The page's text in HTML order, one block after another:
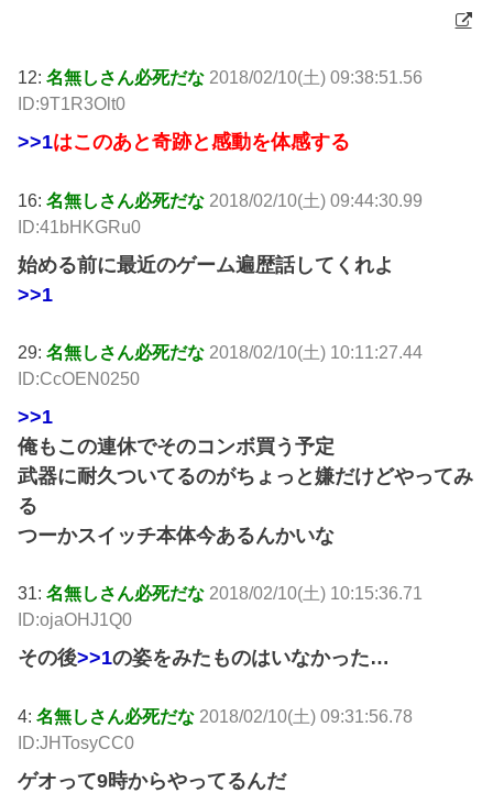
12:名無しさん必死だな 2018/02/10(土) 09:38:51.56
ID:9T1R3Olt0
>>1はこのあと奇跡と感動を体感する
16:名無しさん必死だな 2018/02/10(土) 09:44:30.99
ID:41bHKGRu0
始める前に最近のゲーム遍歴話してくれよ
>>1
29:名無しさん必死だな 2018/02/10(土) 10:11:27.44
ID:CcOEN0250
>>1
俺もこの連休でそのコンボ買う予定
武器に耐久ついてるのがちょっと嫌だけどやってみ
る
つーかスイッチ本体今あるんかいな
31:名無しさん必死だな 2018/02/10(土) 10:15:36.71
ID:ojaOHJ1Q0
その後>>1の姿をみたものはいなかった…
4:名無しさん必死だな 2018/02/10(土) 09:31:56.78
ID:JHTosyCC0
ゲオって9時からやってるんだ